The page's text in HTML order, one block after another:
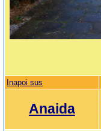
Inapoi sus
Anaida